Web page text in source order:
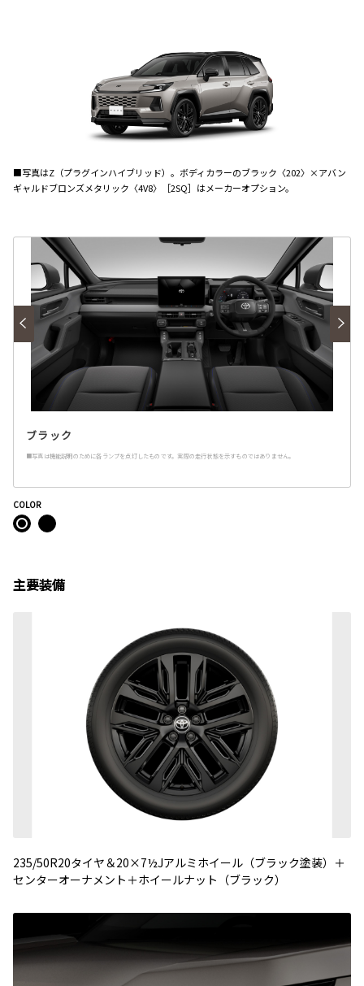
■写真はZ（プラグインハイブリッド）。ボディカラーのブラック〈202〉×アバン
ギャルドブロンズメタリック〈4V8〉［2SQ］はメーカーオプション。
ブラック
■写真は機能説明のために各ランプを点灯したものです。実際の走行状態を示すものではありません。
COLOR
主要装備
235/50R20タイヤ＆20×7½Jアルミホイール（ブラック塗装）＋
センターオーナメント＋ホイールナット（ブラック）